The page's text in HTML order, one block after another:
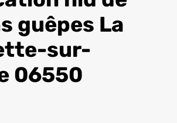
guêpes La
sur-
06550